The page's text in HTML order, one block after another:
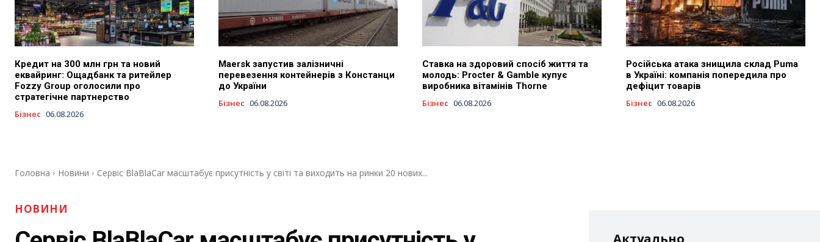
Кредит на 300 млн грн та новий
еквайринг: Ощадбанк та ритейлер
Fozzy Group оголосили про
стратегічне партнерство
Бізнес 06.08.2026
Maersk запустив залізничні
перевезення контейнерів з Констанци
до України
Бізнес 06.08.2026
Ставка на здоровий спосіб життя та
молодь: Procter & Gamble купує
виробника вітамінів Thorne
Бізнес 06.08.2026
Російська атака знищила склад Puma
в Україні: компанія попередила про
дефіцит товарів
Бізнес 06.08.2026